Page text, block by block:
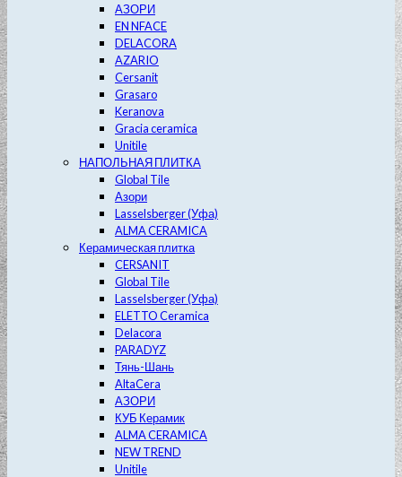
АЗОРИ
EN NFACE
DELACORA
AZARIO
Cersanit
Grasaro
Keranova
Gracia ceramica
Unitile
НАПОЛЬНАЯ ПЛИТКА
Global Tile
Азори
Lasselsberger (Уфа)
ALMA CERAMICA
Керамическая плитка
CERSANIT
Global Tile
Lasselsberger (Уфа)
ELETTO Ceramica
Delacora
PARADYZ
Тянь-Шань
AltaCera
АЗОРИ
КУБ Керамик
ALMA CERAMICA
NEW TREND
Unitile